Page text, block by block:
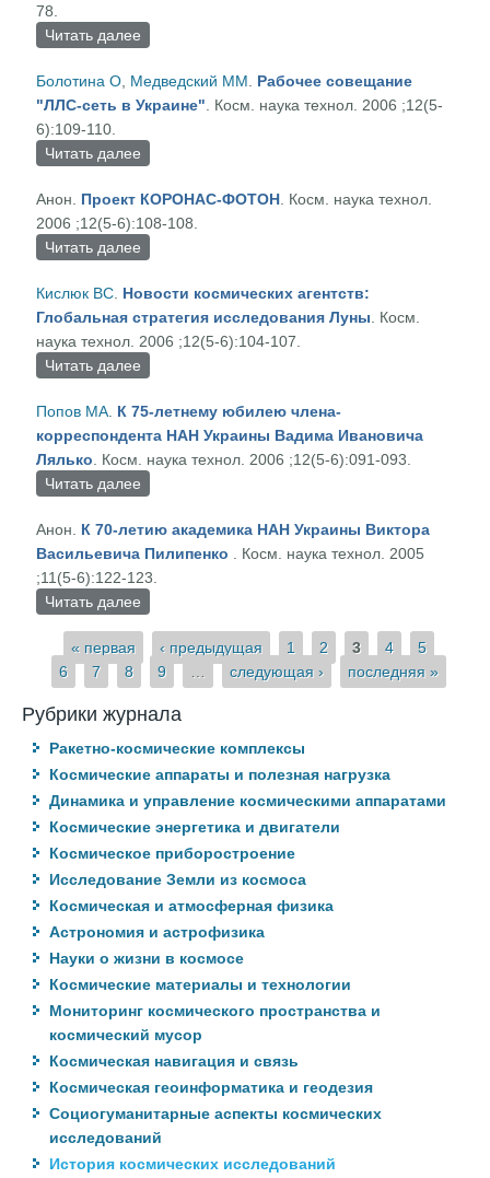
78.
Читать далее
Болотина О Медведский ММ
Рабочее совещание
"ЛЛС-сеть в Украине" . Косм. наука технол. 2006 ;12(5-
6):109-110.
Читать далее
Анон. Проект КОРОНАС-ФОТОН . Косм. наука технол.
2006 ;12(5-6):108-108.
Читать далее
Кислюк ВС Новости космических агентств:
Глобальная стратегия исследования Луны . Косм.
наука технол. 2006 ;12(5-6):104-107.
Читать далее
Попов МА К 75-летнему юбилею члена-
корреспондента НАН Украины Вадима Ивановича
Лялько . Косм. наука технол. 2006 ;12(5-6):091-093.
Читать далее
Анон.
К 70-летию академика HAH Украины Виктора
Васильевича Пилипенко
. Косм. наука технол. 2005
;11(5-6):122-123.
Читать далее
Страницы
« первая ‹ предыдущая 1 2 3 4
5
6
7 8 9 следующая › последняя »
Рубрики журнала
Ракетно-космические комплексы
Космические аппараты и полезная нагрузка
Динамика и управление космическими аппаратами
Космические энергетика и двигатели
Космическое приборостроение
Исследование Земли из космоса
Космическая и атмосферная физика
Астрономия и астрофизика
Науки о жизни в космосе
Космические материалы и технологии
Мониторинг космического пространства и
космический мусор
Космическая навигация и связь
Космическая геоинформатика и геодезия
Социогуманитарные аспекты космических
исследований
История космических исследований